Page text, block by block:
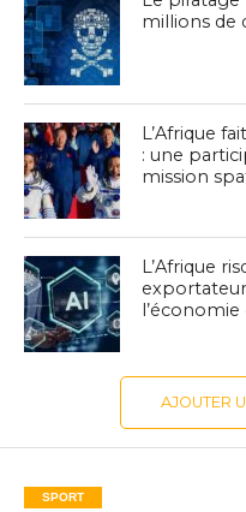
millions de
L’Afrique
: une
mission
L’Afrique
l’économie
AJOUTER
SPORT